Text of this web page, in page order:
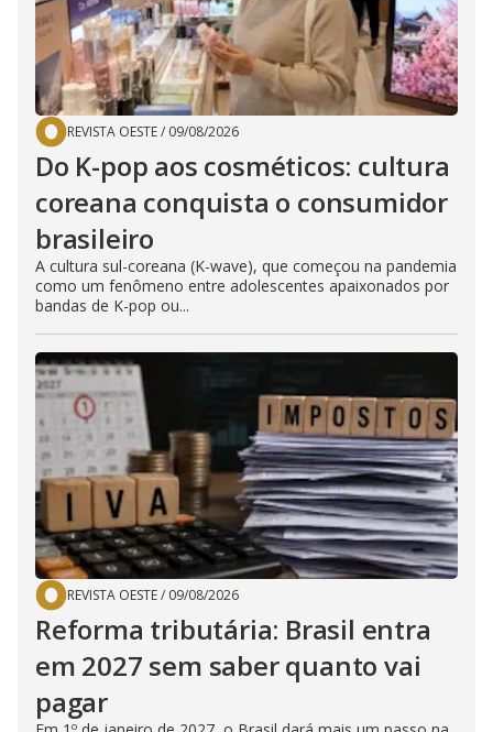
REVISTA OESTE/ 09/08/2026
Do K-pop aos cosméticos: cultura
coreana conquista o consumidor
brasileiro
A cultura sul-coreana (K-wave), que começou na pandemia
como um fenômeno entre adolescentes apaixonados por
bandas de K-pop ou...
REVISTA OESTE/ 09/08/2026
Reforma tributária: Brasil entra
em 2027 sem saber quanto vai
pagar